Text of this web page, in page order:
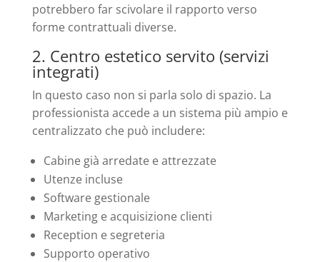
potrebbero far scivolare il rapporto verso
forme contrattuali diverse.
2. Centro estetico servito (servizi
integrati)
In questo caso non si parla solo di spazio. La
professionista accede a un sistema più ampio e
centralizzato che può includere:
Cabine già arredate e attrezzate
Utenze incluse
Software gestionale
Marketing e acquisizione clienti
Reception e segreteria
Supporto operativo